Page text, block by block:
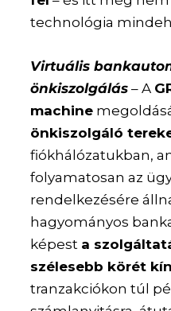
technológia
Virtuális
önkiszolgálás – A
machine
önkiszolgáló
fiókhálózatukban,
folyamatosan az
rendelkezésére
hagyományos
képest a
szélesebb körét
tranzakciókon túl